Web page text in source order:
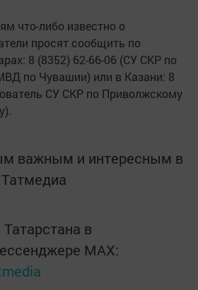
что-либо известно о
просят сообщить по
8 (8352) 62-66-06 (СУ СКР по
по Чувашии) или в Казани: 8
СУ СКР по Приволжскому
важным и интересным в
Татмедиа
в
MАХ: